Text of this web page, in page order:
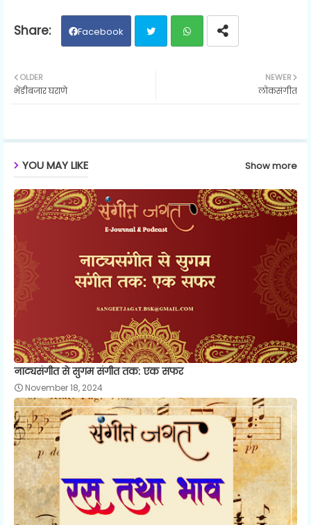
Facebook
NEWER
लोकसंगीत
OLDER
भेंडीबजार घराणे
YOU MAY LIKE Show more
नाट्यसंगीत से सुगम संगीत तक: एक सफर
November 18, 2024